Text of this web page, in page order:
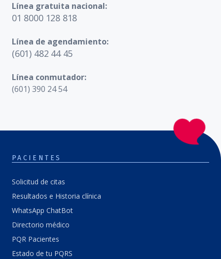
Línea gratuita nacional:
01 8000 128 818
Línea de agendamiento:
(601) 482 44 45
Línea conmutador:
(601) 390 24 54
PACIENTES
Solicitud de citas
Resultados e Historia clínica
WhatsApp ChatBot
Directorio médico
PQR Pacientes
Estado de tu PQRS